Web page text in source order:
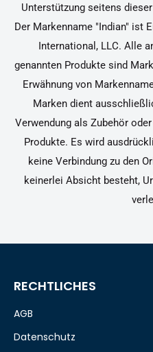
Unterstützung seitens
Der Markenname "Indian" ist
International, LLC. Alle
genannten Produkte sind
Erwähnung von
Marken dient
Verwendung als Zubehör
Produkte. Es wird
keine Verbindung zu den
keinerlei Absicht besteht,
RECHTLICHES
AGB
Datenschutz